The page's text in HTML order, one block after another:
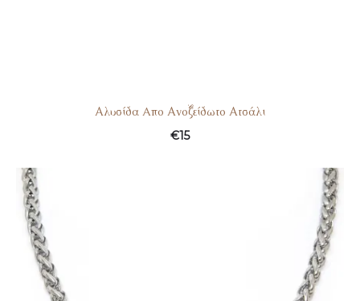
Αλυσίδα Aπο Ανοξείδωτο Ατσάλι
€15